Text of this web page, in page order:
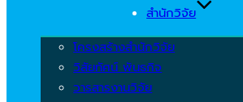
สำนักวิจัย
โครงสร้างสำนักวิจัย
วิสัยทัศน์ พันธกิจ
วารสารงานวิจัย